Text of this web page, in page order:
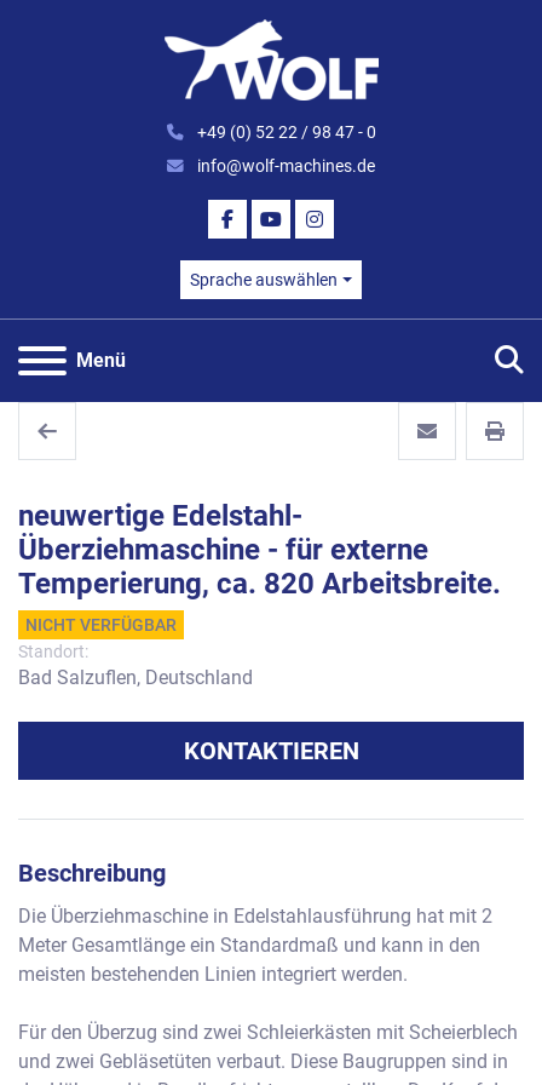
+49 (0) 52 22 / 98 47 - 0
info@wolf-machines.de
FACEBOOK
YOUTUBEINSTAGRAM
Sprache auswählen
Menü
neuwertige Edelstahl-
Überziehmaschine - für externe
Temperierung, ca. 820 Arbeitsbreite.
NICHT VERFÜGBAR
Standort:
Bad Salzuflen, Deutschland
KONTAKTIEREN
Beschreibung
Die Überziehmaschine in Edelstahlausführung hat mit 2
Meter Gesamtlänge ein Standardmaß und kann in den
meisten bestehenden Linien integriert werden.
Für den Überzug sind zwei Schleierkästen mit Scheierblech
und zwei Gebläsetüten verbaut. Diese Baugruppen sind in